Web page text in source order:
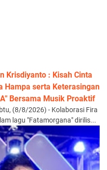
Krisdiyanto : Kisah Cinta
Hampa serta Keterasingan
Bersama Musik Proaktif
(8/8/2026) - Kolaborasi Fira
lagu "Fatamorgana" dirilis...